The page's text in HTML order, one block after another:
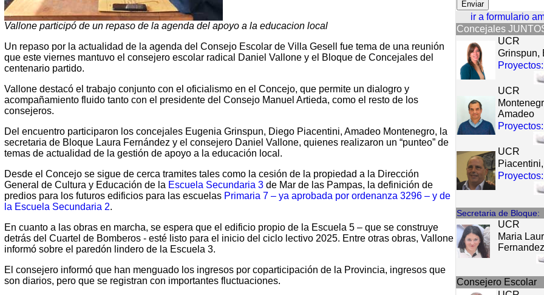
Vallone participó de un repaso de la agenda del apoyo a la educacion local
Un repaso por la actualidad de la agenda del Consejo Escolar de Villa Gesell fue tema de una reunión
que este viernes mantuvo el consejero escolar radical Daniel Vallone y el Bloque de Concejales del
centenario partido.
Vallone destacó el trabajo conjunto con el oficialismo en el Concejo, que permite un dialogro y
acompañamiento fluido tanto con el presidente del Consejo Manuel Artieda, como el resto de los
consejeros.
Del encuentro participaron los concejales Eugenia Grinspun, Diego Piacentini, Amadeo Montenegro, la
secretaria de Bloque Laura Fernández y el consejero Daniel Vallone, quienes realizaron un “punteo” de
temas de actualidad de la gestión de apoyo a la educación local.
Desde el Concejo se sigue de cerca tramites tales como la cesión de la propiedad a la Dirección
General de Cultura y Educación de la Escuela Secundaria 3 de Mar de las Pampas, la definición de
predios para los futuros edificios para las escuelas Primaria 7 – ya aprobada por ordenanza 3296 – y de
la Escuela Secundaria 2.
En cuanto a las obras en marcha, se espera que el edificio propio de la Escuela 5 – que se construye
detrás del Cuartel de Bomberos - esté listo para el inicio del ciclo lectivo 2025. Entre otras obras, Vallone
informó sobre el paredón lindero de la Escuela 3.
El consejero informó que han menguado los ingresos por coparticipación de la Provincia, ingresos que
son diarios, pero que se registran con importantes fluctuaciones.
ir a formulario
Concejales
UCR
Grinspun,
UCR
Amadeo
UCR
Secretaria de Bloque:
UCR
Maria
Fernandez
Consejero Escolar